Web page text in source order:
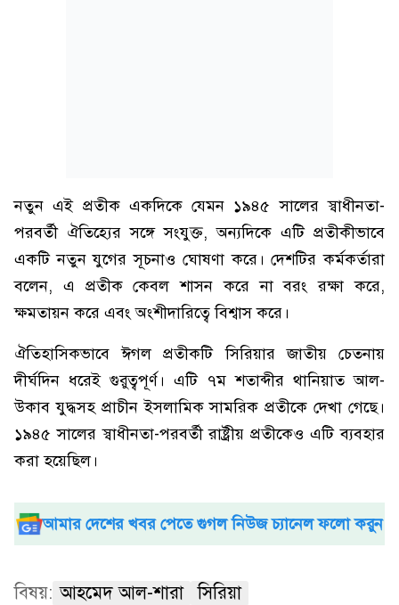
নতুন এই প্রতীক একদিকে যেমন ১৯৪৫ সালের স্বাধীনতা-
পরবর্তী ঐতিহ্যের সঙ্গে সংযুক্ত, অন্যদিকে এটি প্রতীকীভাবে
একটি নতুন যুগের সূচনাও ঘোষণা করে। দেশটির কর্মকর্তারা
বলেন, এ প্রতীক কেবল শাসন করে না বরং রক্ষা করে,
ক্ষমতায়ন করে এবং অংশীদারিত্বে বিশ্বাস করে।
ঐতিহাসিকভাবে ঈগল প্রতীকটি সিরিয়ার জাতীয় চেতনায়
দীর্ঘদিন ধরেই গুরুত্বপূর্ণ। এটি ৭ম শতাব্দীর থানিয়াত আল-
উকাব যুদ্ধসহ প্রাচীন ইসলামিক সামরিক প্রতীকে দেখা গেছে।
১৯৪৫ সালের স্বাধীনতা-পরবর্তী রাষ্ট্রীয় প্রতীকেও এটি ব্যবহার
করা হয়েছিল।
আমার দেশের খবর পেতে গুগল নিউজ চ্যানেল ফলো করুন
বিষয়: আহমেদ আল-শারা সিরিয়া